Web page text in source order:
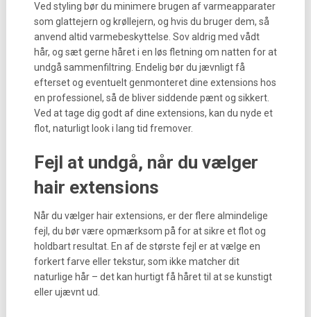
Ved styling bør du minimere brugen af varmeapparater
som glattejern og krøllejern, og hvis du bruger dem, så
anvend altid varmebeskyttelse. Sov aldrig med vådt
hår, og sæt gerne håret i en løs fletning om natten for at
undgå sammenfiltring. Endelig bør du jævnligt få
efterset og eventuelt genmonteret dine extensions hos
en professionel, så de bliver siddende pænt og sikkert.
Ved at tage dig godt af dine extensions, kan du nyde et
flot, naturligt look i lang tid fremover.
Fejl at undgå, når du vælger
hair extensions
Når du vælger hair extensions, er der flere almindelige
fejl, du bør være opmærksom på for at sikre et flot og
holdbart resultat. En af de største fejl er at vælge en
forkert farve eller tekstur, som ikke matcher dit
naturlige hår – det kan hurtigt få håret til at se kunstigt
eller ujævnt ud.